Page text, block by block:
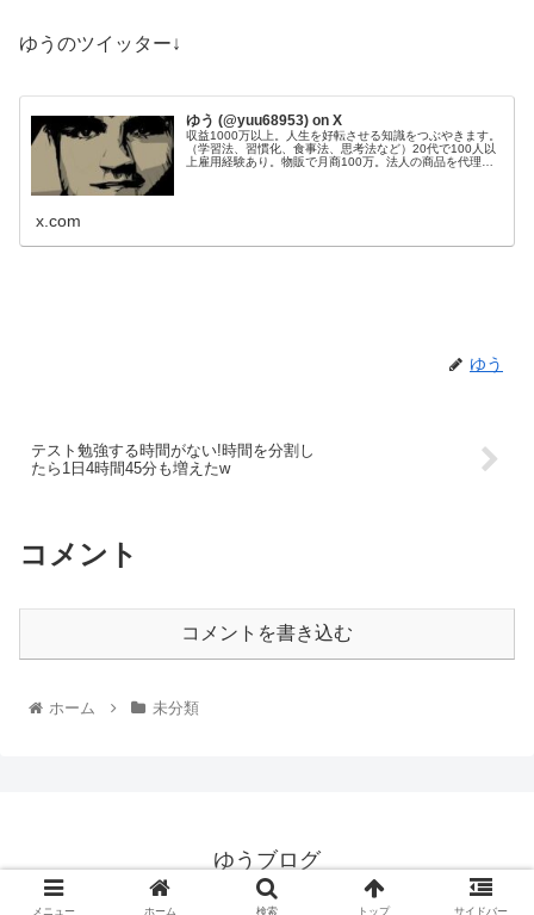
ゆうのツイッター↓
ゆう (@yuu68953) on X
収益1000万以上。人生を好転させる知識をつぶやきます。
（学習法、習慣化、食事法、思考法など）20代で100人以
上雇用経験あり。物販で月商100万。法人の商品を代理販
x.com
ゆう
テスト勉強する時間がない!時間を分割し
たら1日4時間45分も増えたw
コメント
コメントを書き込む
ホーム 未分類
ゆうブログ
© 2010 ゆうブログ.
メニュー ホーム 検索 トップ サイドバー